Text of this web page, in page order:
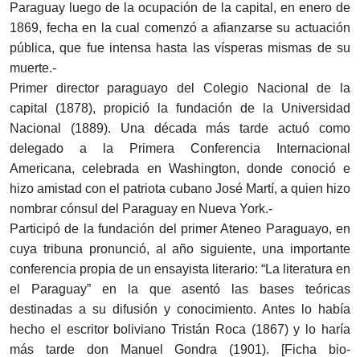
Paraguay luego de la ocupación de la capital, en enero de
1869, fecha en la cual comenzó a afianzarse su actuación
pública, que fue intensa hasta las vísperas mismas de su
muerte.-
Primer director paraguayo del Colegio Nacional de la
capital (1878), propició la fundación de la Universidad
Nacional (1889). Una década más tarde actuó como
delegado a la Primera Conferencia Internacional
Americana, celebrada en Washington, donde conoció e
hizo amistad con el patriota cubano José Martí, a quien hizo
nombrar cónsul del Paraguay en Nueva York.-
Participó de la fundación del primer Ateneo Paraguayo, en
cuya tribuna pronunció, al año siguiente, una importante
conferencia propia de un ensayista literario: “La literatura en
el Paraguay” en la que asentó las bases teóricas
destinadas a su difusión y conocimiento. Antes lo había
hecho el escritor boliviano Tristán Roca (1867) y lo haría
más tarde don Manuel Gondra (1901). [Ficha bio-